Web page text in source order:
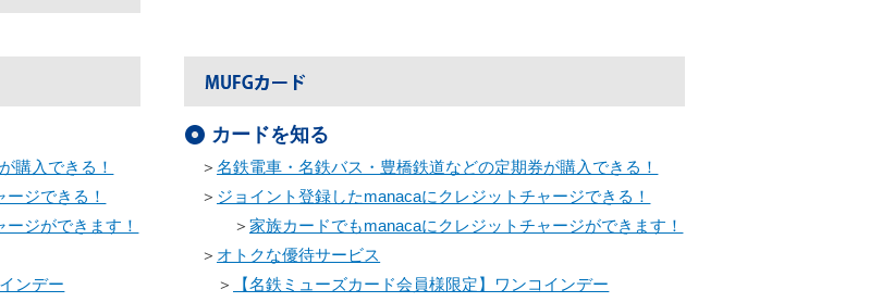
購入できる！
ジできる！
ジができます！
ンデー
カードを知る
＞名鉄電車・名鉄バス・豊橋鉄道などの定期券が購入できる！
＞ ジョイント登録したmanacaにクレジットチャージできる！
＞家族カードでもmanacaにクレジットチャージができます！
＞ オトクな優待サービス
＞
【名鉄ミューズカード会員様限定】ワンコインデー